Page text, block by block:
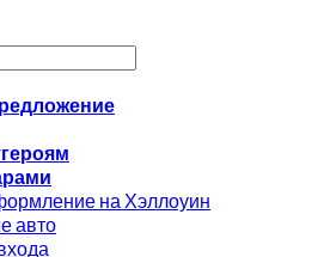
на Хэллоуин
авто